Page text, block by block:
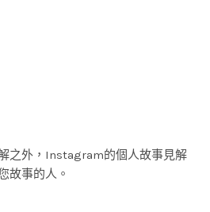
之外，Instagram的個人故事見解
故事的人。